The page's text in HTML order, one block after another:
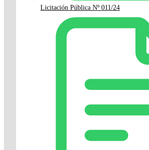
Licitación Pública Nº 011/24